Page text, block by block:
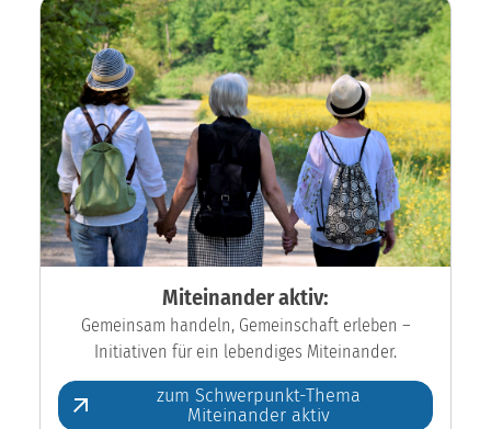
Miteinander aktiv:
Gemeinsam handeln, Gemeinschaft erleben –
Initiativen für ein lebendiges Miteinander.
zum Schwerpunkt-Thema
Miteinander aktiv